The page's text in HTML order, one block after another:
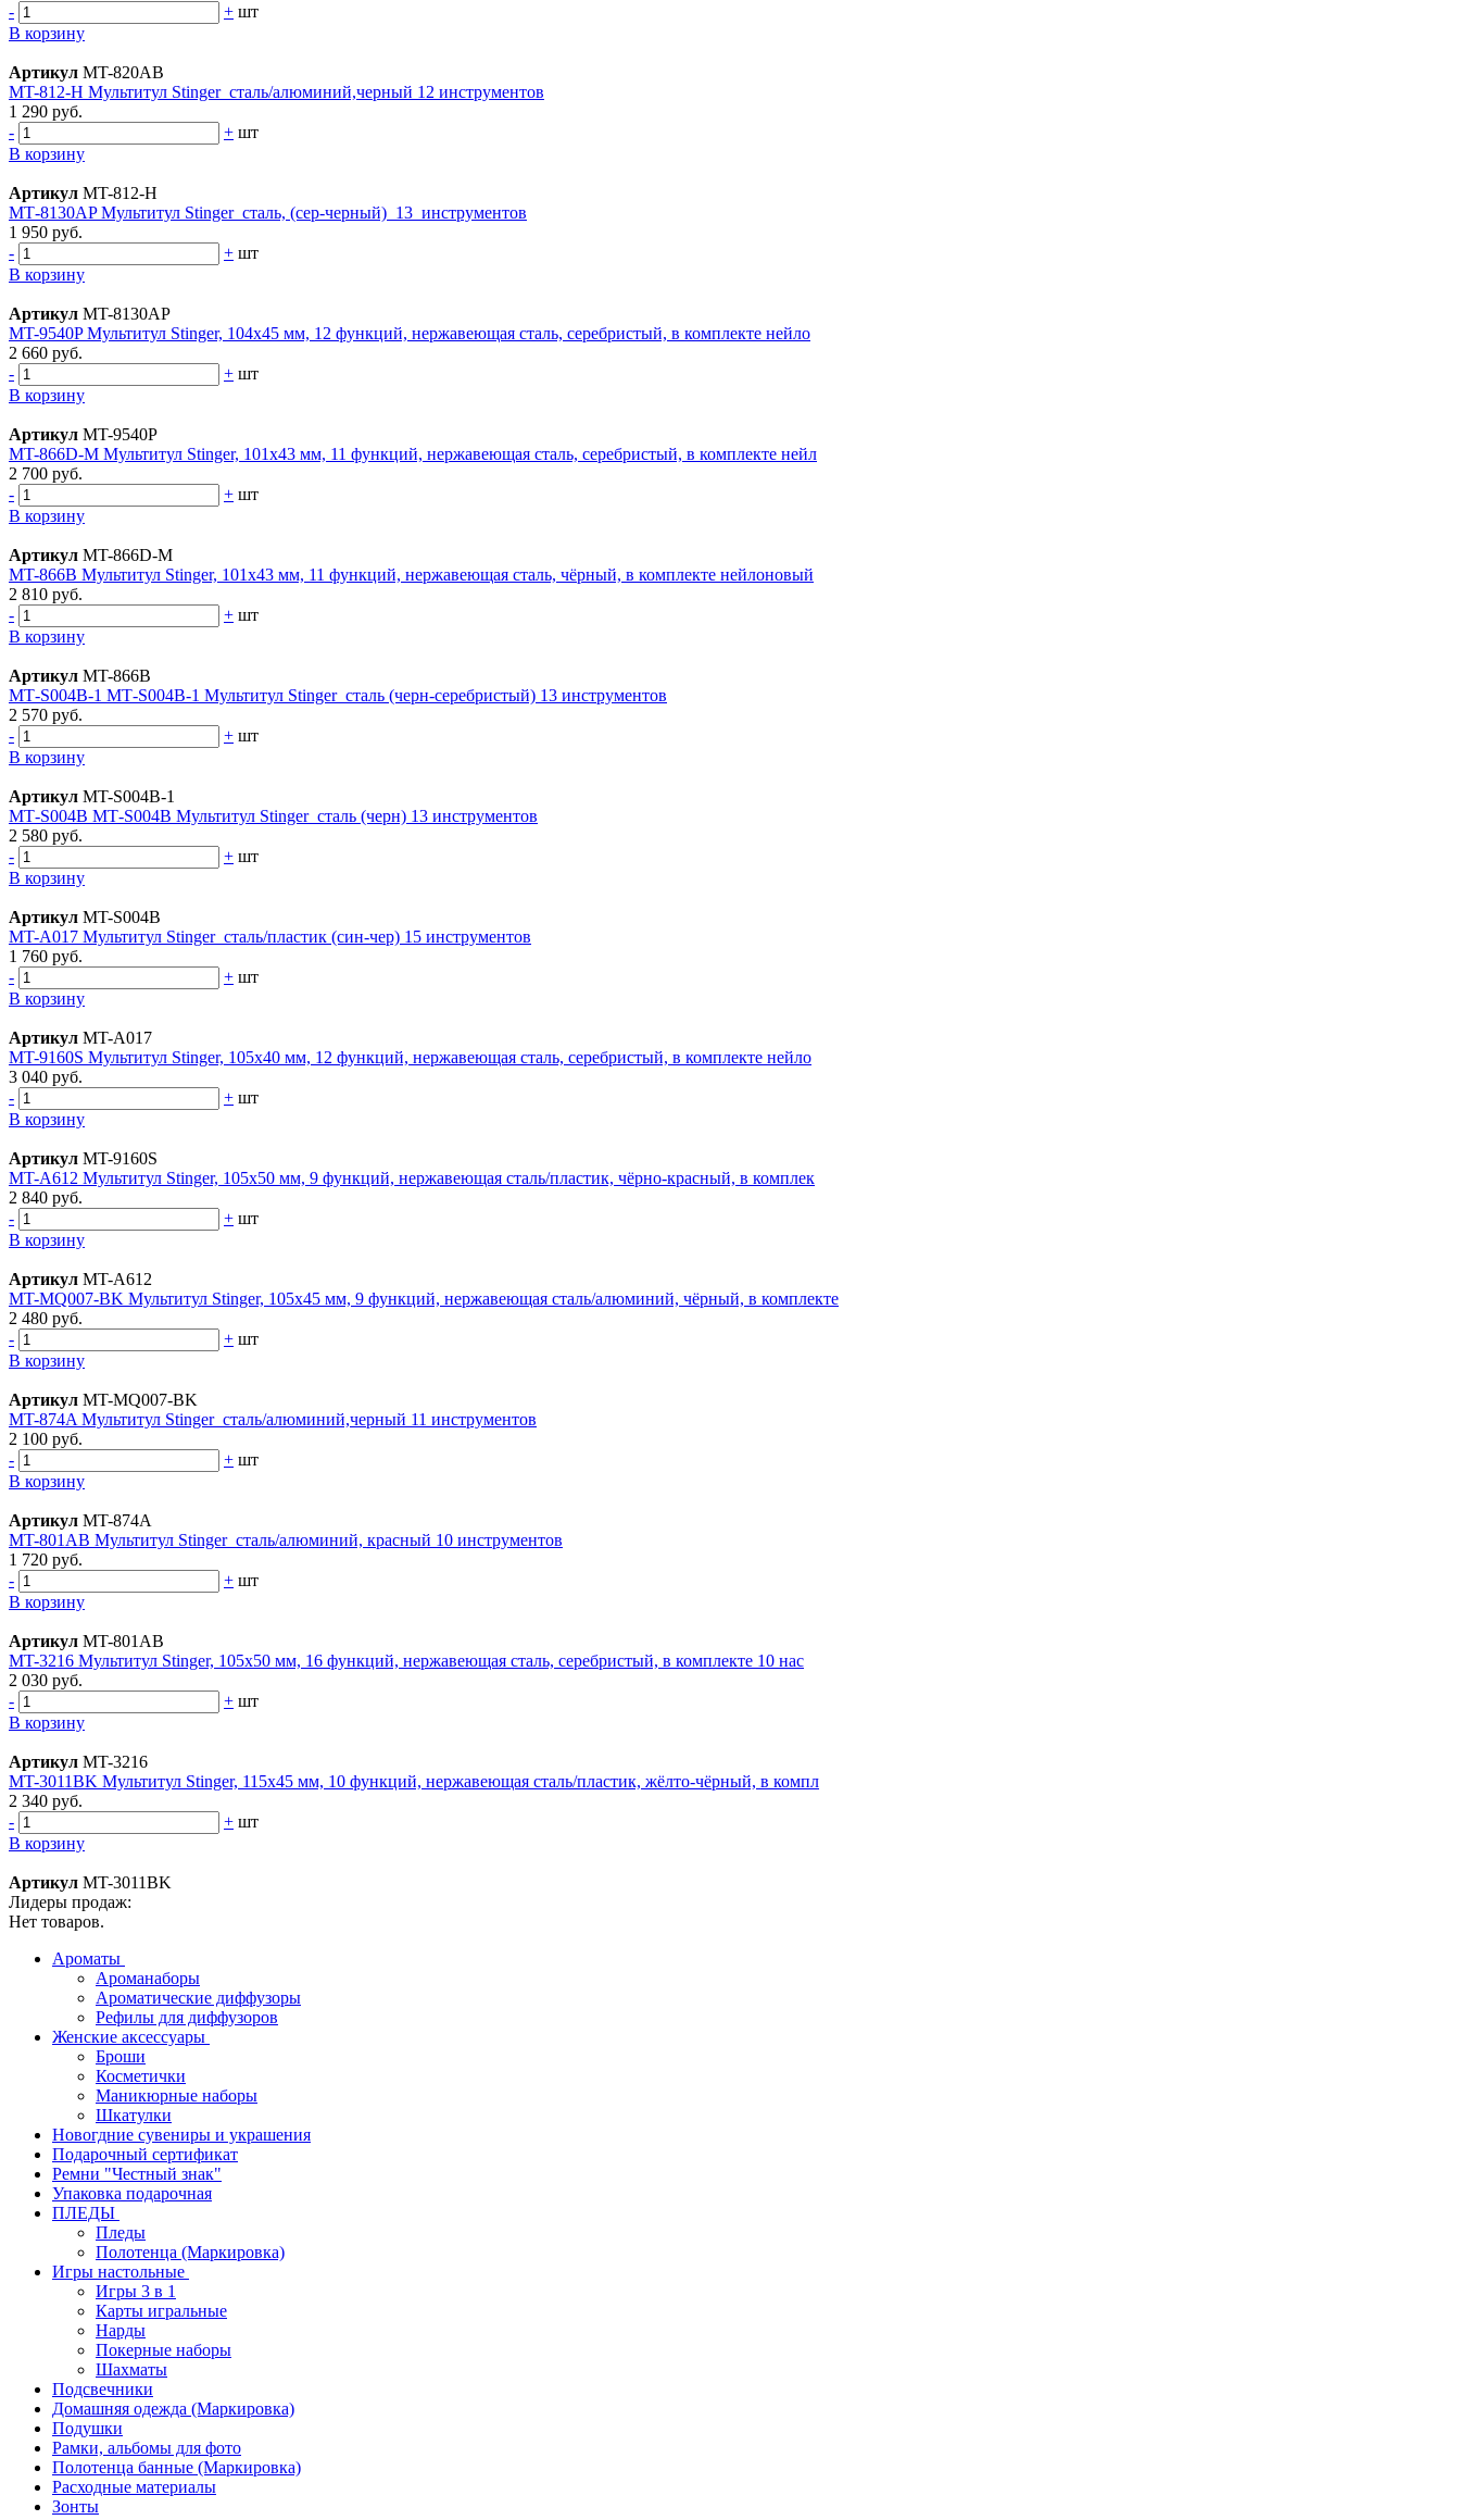
-
+ шт
В корзину
Артикул MT-820AB
MT-812-H Mультитул Stinger сталь/алюминий,черный 12 инструментов
1 290 руб.
-
+ шт
В корзину
Артикул MT-812-H
МТ-8130AP Mультитул Stinger сталь, (сер-черный) 13 инструментов
1 950 руб.
-
+ шт
В корзину
Артикул MT-8130AP
MT-9540P Мультитул Stinger, 104x45 мм, 12 функций, нержавеющая сталь, серебристый, в комплекте нейло
2 660 руб.
-
+ шт
В корзину
Артикул MT-9540P
MT-866D-M Мультитул Stinger, 101x43 мм, 11 функций, нержавеющая сталь, серебристый, в комплекте нейл
2 700 руб.
-
+ шт
В корзину
Артикул MT-866D-M
MT-866B Мультитул Stinger, 101x43 мм, 11 функций, нержавеющая сталь, чёрный, в комплекте нейлоновый
2 810 руб.
-
+ шт
В корзину
Артикул MT-866B
МТ-S004B-1 MТ-S004B-1 Мультитул Stinger сталь (черн-серебристый) 13 инструментов
2 570 руб.
-
+ шт
В корзину
Артикул MT-S004B-1
МТ-S004B MТ-S004B Мультитул Stinger сталь (черн) 13 инструментов
2 580 руб.
-
+ шт
В корзину
Артикул MT-S004B
MT-A017 Mультитул Stinger сталь/пластик (син-чер) 15 инструментов
1 760 руб.
-
+ шт
В корзину
Артикул MT-A017
MT-9160S Мультитул Stinger, 105x40 мм, 12 функций, нержавеющая сталь, серебристый, в комплекте нейло
3 040 руб.
-
+ шт
В корзину
Артикул MT-9160S
MT-A612 Мультитул Stinger, 105x50 мм, 9 функций, нержавеющая сталь/пластик, чёрно-красный, в комплек
2 840 руб.
-
+ шт
В корзину
Артикул MT-A612
MT-MQ007-BK Мультитул Stinger, 105x45 мм, 9 функций, нержавеющая сталь/алюминий, чёрный, в комплекте
2 480 руб.
-
+ шт
В корзину
Артикул MT-MQ007-BK
MT-874A Mультитул Stinger сталь/алюминий,черный 11 инструментов
2 100 руб.
-
+ шт
В корзину
Артикул MT-874A
MT-801AB Mультитул Stinger сталь/алюминий, красный 10 инструментов
1 720 руб.
-
+ шт
В корзину
Артикул MT-801AB
MT-3216 Мультитул Stinger, 105x50 мм, 16 функций, нержавеющая сталь, серебристый, в комплекте 10 нас
2 030 руб.
-
+ шт
В корзину
Артикул MT-3216
MT-3011BK Мультитул Stinger, 115x45 мм, 10 функций, нержавеющая сталь/пластик, жёлто-чёрный, в компл
2 340 руб.
-
+ шт
В корзину
Артикул MT-3011BK
Лидеры продаж:
Нет товаров.
Ароматы
Ароманаборы
Ароматические диффузоры
Рефилы для диффузоров
Женские аксессуары
Броши
Косметички
Маникюрные наборы
Шкатулки
Новогдние сувениры и украшения
Подарочный сертификат
Ремни "Честный знак"
Упаковка подарочная
ПЛЕДЫ
Пледы
Полотенца (Маркировка)
Игры настольные
Игры 3 в 1
Карты игральные
Нарды
Покерные наборы
Шахматы
Подсвечники
Домашняя одежда (Маркировка)
Подушки
Рамки, альбомы для фото
Полотенца банные (Маркировка)
Расходные материалы
Зонты